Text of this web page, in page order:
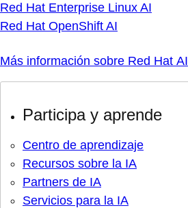
Red Hat Enterprise Linux AI
Red Hat OpenShift AI
Más información sobre Red Hat AI
Participa y aprende
Centro de aprendizaje
Recursos sobre la IA
Partners de IA
Servicios para la IA